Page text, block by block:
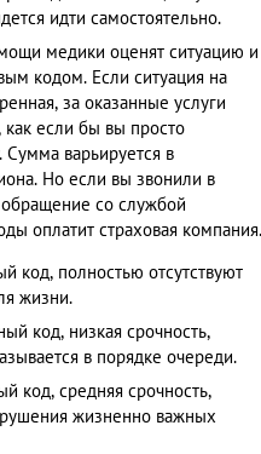
идти самостоятельно.
медики оценят ситуацию и
кодом. Если ситуация на
за оказанные услуги
как если бы вы просто
Сумма варьируется в
Но если вы звонили в
со службой
оплатит страховая компания.
код, полностью отсутствуют
жизни.
код, низкая срочность,
в порядке очереди.
код, средняя срочность,
жизненно важных